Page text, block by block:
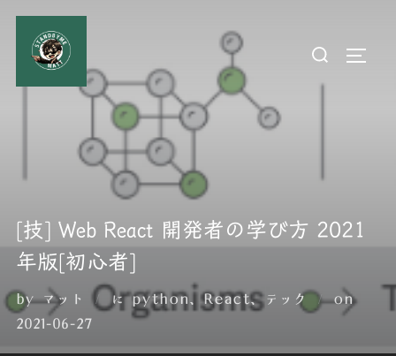
検
[技] Web React 開発者の学び方 2021
年版[初心者]
byマット にpython 、React、 テック on投
2021-06-27